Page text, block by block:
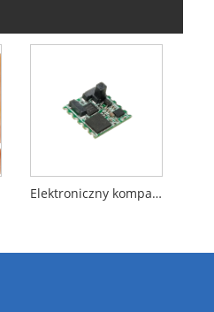
Elektroniczny kompas 3D o wysokiej precyzji